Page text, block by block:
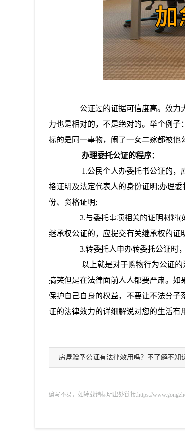
公证过的证据可信度高。效力大
力也是相对的，不是绝对的。举个例
标的是同一事物，闹了一女二嫁都被他
办理委托公证的程序：
1.公民个人办委托书公证的，应
格证明及法定代表人的身份证明;办理
份、资格证明;
2.与委托事项相关的证明材料(
继承权公证的，应提交有关继承权的
3.转委托人申办转委托公证时，
以上就是对于购物行为公证的法
搞笑但是在法律面前人人都要严肃。
保护自己自身的权益，不要让不法分
证的法律效力的详细解说对您的生活有
房屋赠予公证有法律效用吗？不了解不知
编写不易，如转载请标明出处链接:https://